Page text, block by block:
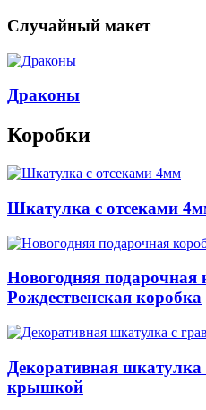
Случайный макет
Драконы
Коробки
Шкатулка с отсеками
Новогодняя подарочная
Рождественская коробка
Декоративная шкатулка
крышкой